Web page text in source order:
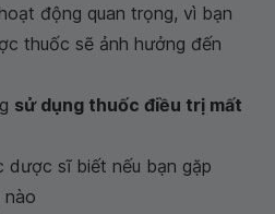
động quan trọng, vì bạn
thuốc sẽ ảnh hưởng đến
sử dụng thuốc điều trị mất
dược sĩ biết nếu bạn gặp